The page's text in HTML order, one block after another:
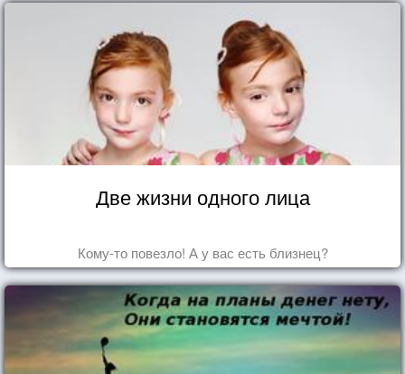
Две жизни одного лица
Кому-то повезло! А у вас есть близнец?